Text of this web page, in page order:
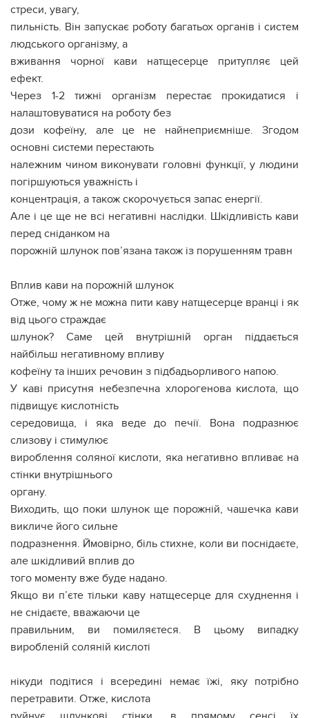
стреси, увагу,
пильність. Він запускає роботу багатьох органів і систем
людського організму, а
вживання чорної кави натщесерце притупляє цей
ефект.
Через 1-2 тижні організм перестає прокидатися і
налаштовуватися на роботу без
дози кофеїну, але це не найнеприємніше. Згодом
основні системи перестають
належним чином виконувати головні функції, у людини
погіршуються уважність і
концентрація, а також скорочується запас енергії.
Але і це ще не всі негативні наслідки. Шкідливість кави
перед сніданком на
порожній шлунок пов’язана також із порушенням травн
Вплив кави на порожній шлунок
Отже, чому ж не можна пити каву натщесерце вранці і як
від цього страждає
шлунок? Саме цей внутрішній орган піддається
найбільш негативному впливу
кофеїну та інших речовин з підбадьорливого напою.
У каві присутня небезпечна хлорогенова кислота, що
підвищує кислотність
середовища, і яка веде до печії. Вона подразнює
слизову і стимулює
вироблення соляної кислоти, яка негативно впливає на
стінки внутрішнього
органу.
Виходить, що поки шлунок ще порожній, чашечка кави
викличе його сильне
подразнення. Ймовірно, біль стихне, коли ви поснідаєте,
але шкідливий вплив до
того моменту вже буде надано.
Якщо ви п’єте тільки каву натщесерце для схуднення і
не снідаєте, вважаючи це
правильним, ви помиляєтеся. В цьому випадку
виробленій соляній кислоті
нікуди подітися і всередині немає їжі, яку потрібно
перетравити. Отже, кислота